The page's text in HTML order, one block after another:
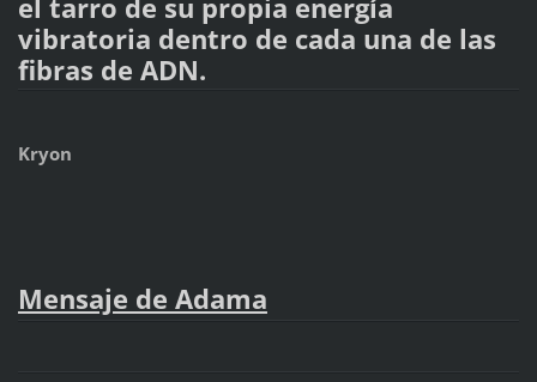
vibratoria dentro de cada una de las
fibras de ADN.
Kryon
Mensaje de Adama